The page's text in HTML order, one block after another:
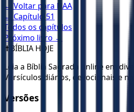
← Voltar para NAA
← Capítulo 51
Todos os capítulos
Próximo livro →
✝️ BÍBLIA HOJE
Leia a Bíblia Sagrada online em
Versículos diários, devocionais e
Versões